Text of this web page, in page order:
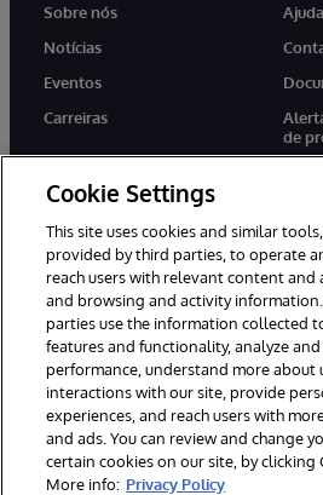
Sobre nós
Notícias
Eventos
Carreiras
de
twitter youtubefacebook
© 1996-2022 InterSystems Corporation,
direitos reservados.
Avisos/Termos & Condições
Garantia
Acessibilidade
Cookie Settings
This site uses cookies and similar
provided by third parties, to operate
reach users with relevant content and
and browsing and activity
parties use the information collected
features and functionality, analyze
performance, understand more about
interactions with our site, provide
experiences, and reach users with
and ads. You can review and change
certain cookies on our site, by clicking
More info: Privacy Policy